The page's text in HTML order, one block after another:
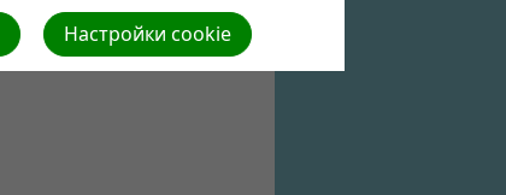
Настройки cookie